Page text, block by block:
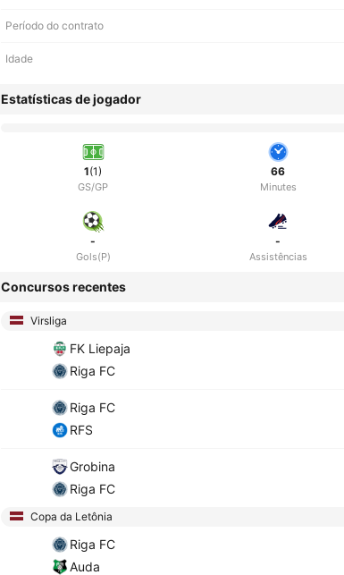
Período do contrato
Idade
Estatísticas de jogador
1(1)
GS/GP
66
Minutes
-
Gols(P)
-
Assistências
Concursos recentes
Virsliga
FK Liepaja
Riga FC
Riga FC
RFS
Grobina
Riga FC
Copa da Letônia
Riga FC
Auda